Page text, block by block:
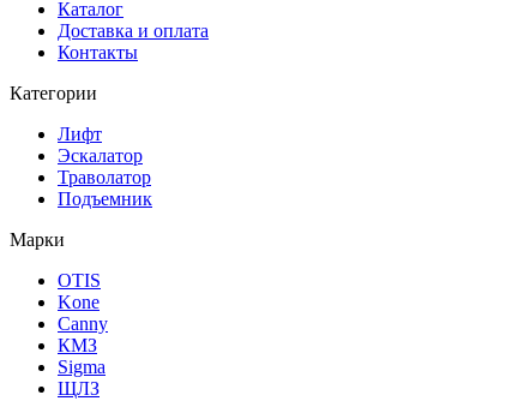
Каталог
Доставка и оплата
Контакты
Категории
Лифт
Эскалатор
Траволатор
Подъемник
Марки
OTIS
Kone
Canny
КМЗ
Sigma
ЩЛЗ